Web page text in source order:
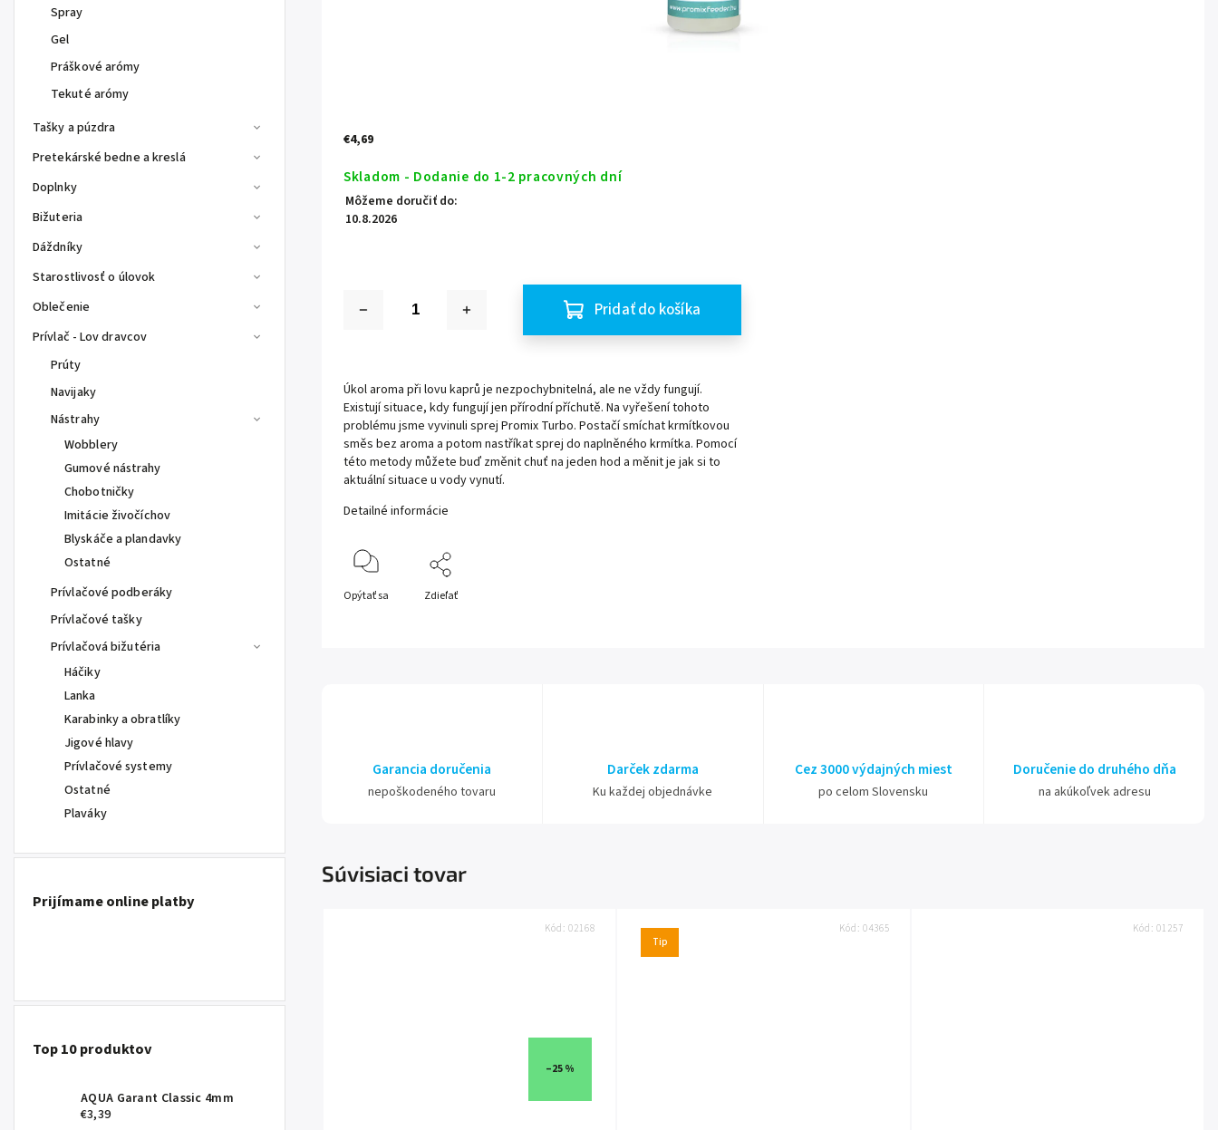
Spray
Gel
Práškové arómy
Tekuté arómy
Tašky a púzdra
Pretekárské bedne a kreslá
Doplnky
Bižuteria
Dáždníky
Starostlivosť o úlovok
Oblečenie
Prívlač - Lov dravcov
Prúty
Navijaky
Nástrahy
Wobblery
Gumové nástrahy
Chobotničky
Imitácie živočíchov
Blyskáče a plandavky
Ostatné
Prívlačové podberáky
Prívlačové tašky
Prívlačová bižutéria
Háčiky
Lanka
Karabinky a obratlíky
Jigové hlavy
Prívlačové systemy
Ostatné
Plaváky
Prijímame online platby
Top 10 produktov
AQUA Garant Classic 4mm
€3,39
€4,69
Skladom - Dodanie do 1-2 pracovných dní
Môžeme doručiť do:
10.8.2026
Pridať do košíka
Úkol aroma při lovu kaprů je nezpochybnitelná, ale ne vždy fungují.
Existují situace, kdy fungují jen přírodní příchutě. Na vyřešení tohoto
problému jsme vyvinuli sprej Promix Turbo. Postačí smíchat krmítkovou
směs bez aroma a potom nastříkat sprej do naplněného krmítka. Pomocí
této metody můžete buď změnit chuť na jeden hod a měnit je jak si to
aktuální situace u vody vynutí.
Detailné informácie
Opýtať sa Zdieľať
Garancia doručenia
nepoškodeného tovaru
Darček zdarma
Ku každej objednávke
Cez 3000 výdajných miest
po celom Slovensku
Doručenie do druhého dňa
na akúkoľvek adresu
Súvisiaci tovar
–25 %
Kód:02168
Tip
Kód: 04365 Kód: 01257